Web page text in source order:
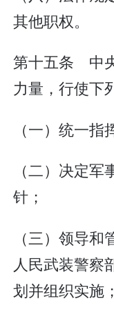
其他职权。
第十五条 中
力量，行使下
（一）统一指
（二）决定
针；
（三）领导
人民武装警察
划并组织实施；